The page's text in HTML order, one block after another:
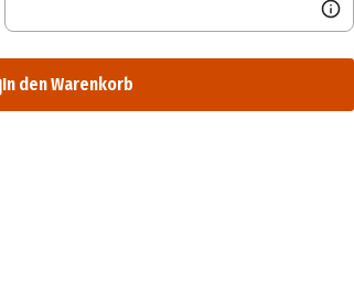
In den Warenkorb